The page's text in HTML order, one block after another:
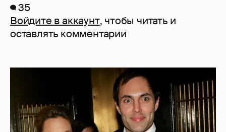
35
Войдите в аккаунт, чтобы читать и
оставлять комментарии